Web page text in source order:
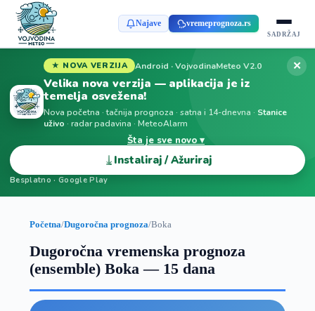
Najave vremeprognoza.rs
SADRŽAJ
★ NOVA VERZIJA Android · VojvodinaMeteo V2.0
Velika nova verzija — aplikacija je iz
temelja osvežena!
Nova početna · tačnija prognoza · satna i 14-dnevna · Stanice
uživo · radar padavina · MeteoAlarm
Šta je sve novo ▾
⤓ Instaliraj / Ažuriraj
Besplatno · Google Play
✕
Početna/Dugoročna prognoza/Boka
Dugoročna vremenska prognoza
(ensemble) Boka — 15 dana